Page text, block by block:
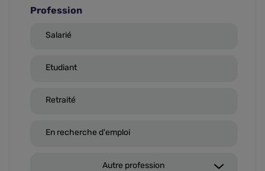
Profession
Salarié
Etudiant
Retraité
En recherche d'emploi
Autre profession